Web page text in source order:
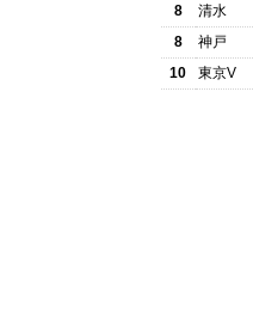
8
清水
8
神戸
10
東京V